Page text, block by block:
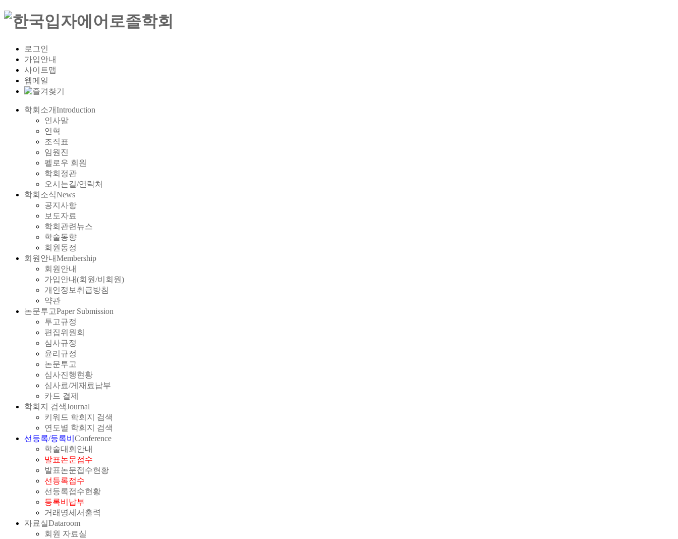
로그인
가입안내
사이트맵
웹메일
학회소개Introduction
인사말
연혁
조직표
임원진
펠로우 회원
학회정관
오시는길/연락처
학회소식News
공지사항
보도자료
학회관련뉴스
학술동향
회원동정
회원안내Membership
회원안내
가입안내(회원/비회원)
개인정보취급방침
약관
논문투고Paper Submission
투고규정
편집위원회
심사규정
윤리규정
논문투고
심사진행현황
심사료/게재료납부
카드 결제
학회지 검색Journal
키워드 학회지 검색
연도별 학회지 검색
선등록/등록비 Conference
학술대회안내
발표논문접수
발표논문접수현황
선등록접수
선등록접수현황
등록비납부
거래명세서출력
자료실Dataroom
회원 자료실